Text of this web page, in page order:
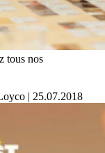
tous nos
| 25.07.2018